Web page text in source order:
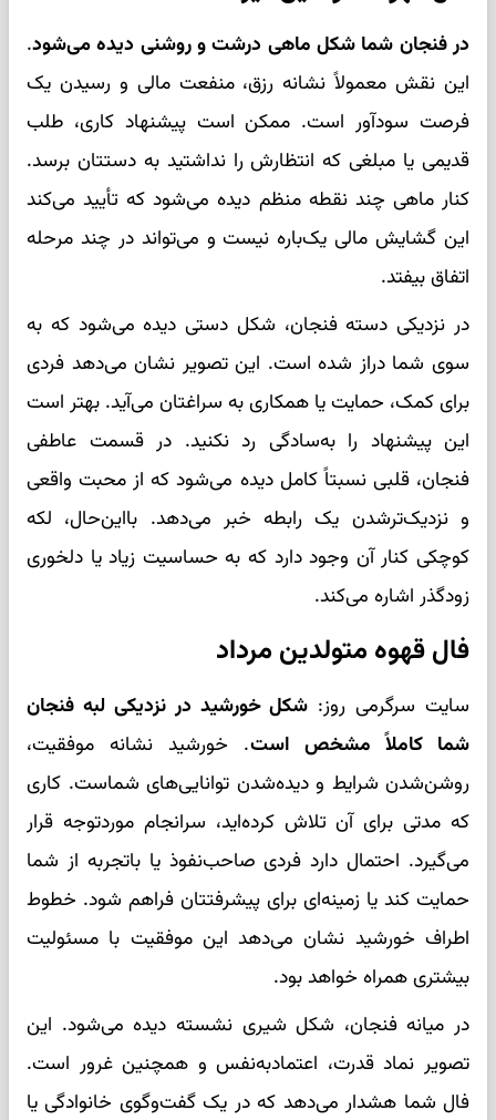
در فنجان شما شکل ماهی درشت و روشنی دیده می‌شود.
این نقش معمولاً نشانه رزق، منفعت مالی و رسیدن یک
فرصت سودآور است. ممکن است پیشنهاد کاری، طلب
قدیمی یا مبلغی که انتظارش را نداشتید به دستتان برسد.
کنار ماهی چند نقطه منظم دیده می‌شود که تأیید می‌کند
این گشایش مالی یک‌باره نیست و می‌تواند در چند مرحله
اتفاق بیفتد.
در نزدیکی دسته فنجان، شکل دستی دیده می‌شود که به
سوی شما دراز شده است. این تصویر نشان می‌دهد فردی
برای کمک، حمایت یا همکاری به سراغتان می‌آید. بهتر است
این پیشنهاد را به‌سادگی رد نکنید. در قسمت عاطفی
فنجان، قلبی نسبتاً کامل دیده می‌شود که از محبت واقعی
و نزدیک‌ترشدن یک رابطه خبر می‌دهد. بااین‌حال، لکه
کوچکی کنار آن وجود دارد که به حساسیت زیاد یا دلخوری
زودگذر اشاره می‌کند.
فال قهوه متولدین مرداد
سایت سرگرمی روز: شکل خورشید در نزدیکی لبه فنجان
شما کاملاً مشخص است. خورشید نشانه موفقیت،
روشن‌شدن شرایط و دیده‌شدن توانایی‌های شماست. کاری
که مدتی برای آن تلاش کرده‌اید، سرانجام موردتوجه قرار
می‌گیرد. احتمال دارد فردی صاحب‌نفوذ یا باتجربه از شما
حمایت کند یا زمینه‌ای برای پیشرفتتان فراهم شود. خطوط
اطراف خورشید نشان می‌دهد این موفقیت با مسئولیت
بیشتری همراه خواهد بود.
در میانه فنجان، شکل شیری نشسته دیده می‌شود. این
تصویر نماد قدرت، اعتمادبه‌نفس و همچنین غرور است.
فال شما هشدار می‌دهد که در یک گفت‌وگوی خانوادگی یا